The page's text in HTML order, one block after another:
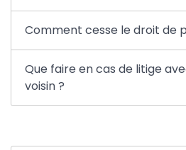
Comment cesse le droit de
Que faire en cas de litige
voisin ?